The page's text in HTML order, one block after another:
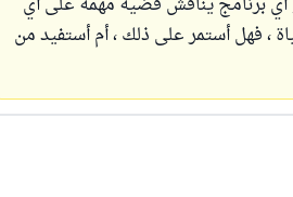
، فهل أستمر على ذلك ، أم أستفيد من